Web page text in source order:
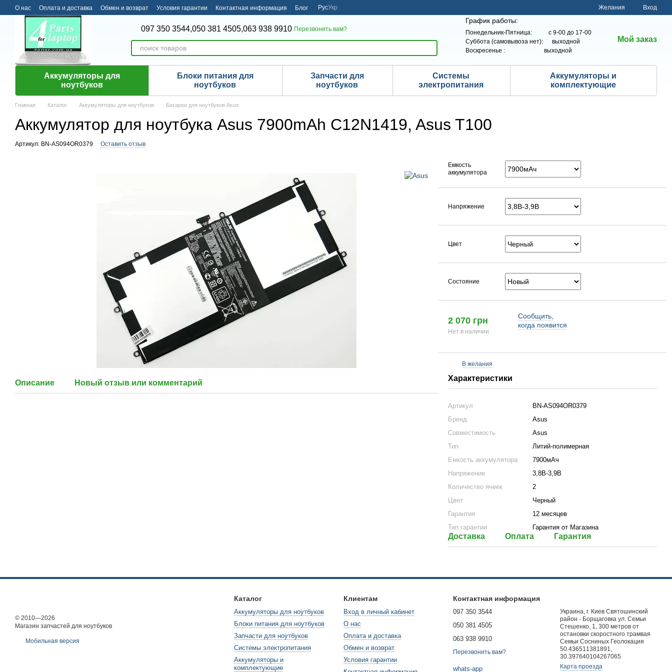
Перейти к основному контенту
О нас Оплата и доставка Обмен и возврат Условия гарантии Контактная информация Блог РусУкр Желания Вход
097 350 3544,050 381 4505,063 938 9910 Перезвонить вам?
График работы:
Понедельник-Пятница: с 9-00 до 17-00
Суббота (самовывоза нет): выходной
Воскресенье : выходной
Мой заказ
Аккумуляторы для
ноутбуков
Блоки питания для
ноутбуков
Запчасти для
ноутбуков
Системы
электропитания
Аккумуляторы и
комплектующие
Главная Каталог Аккумуляторы для ноутбуков Батареи для ноутбуков Asus
Аккумулятор для ноутбука Asus 7900mAh C12N1419, Asus T100
Артикул: BN-AS094OR0379 Оставить отзыв
Описание Новый отзыв или комментарий
Емкость
аккумулятора
Напряжение
Цвет
Состояние
2 070 грн
Нет в наличии
Сообщить,
когда появится
В желания
Характеристики
Артикул
BN-AS094OR0379
Бренд
Asus
Совместимость
Asus
Тип
Литий-полимерная
Емкость аккумулятора
7900мАч
Напряжение
3,8В-3,9В
Количество ячеек
2
Цвет
Черный
Гарантия
12 месяцев
Тип гарантии
Гарантия от Магазина
Доставка Оплата Гарантия
© 2010—2026
Магазин запчастей для ноутбуков
Мобильная версия
Каталог
Аккумуляторы для ноутбуков
Блоки питания для ноутбуков
Запчасти для ноутбуков
Системы электропитания
Аккумуляторы и
комплектующие
Клиентам
Вход в личный кабинет
О нас
Оплата и доставка
Обмен и возврат
Условия гарантии
Контактная информация
097 350 3544
050 381 4505
063 938 9910
Перезвонить вам?
whats-app
Украина, г. Киев Святошинский
район - Борщаговка ул. Семьи
Стешенко, 1, 300 метров от
остановки скоростного трамвая
Семьи Сосниных Геолокация
50.436511381891,
30.397640104267065
Карта проезда